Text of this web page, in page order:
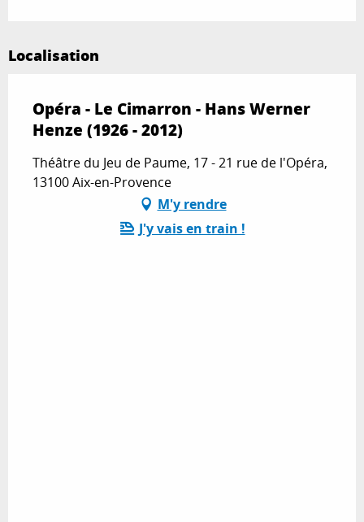
Localisation
Opéra - Le Cimarron - Hans Werner
Henze (1926 - 2012)
Théâtre du Jeu de Paume, 17 - 21 rue de l'Opéra,
13100 Aix-en-Provence
M'y rendre
J'y vais en train !